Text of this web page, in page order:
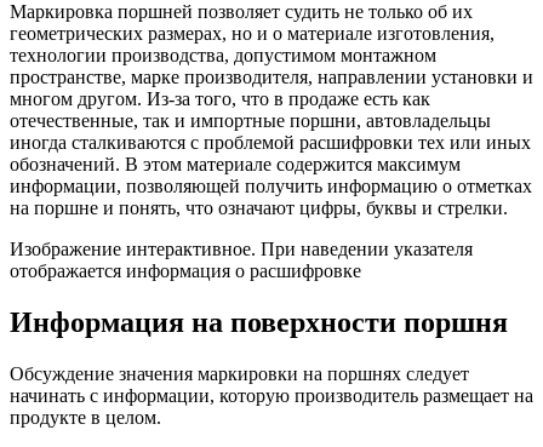
Маркировка поршней позволяет судить не только об их
геометрических размерах, но и о материале изготовления,
технологии производства, допустимом монтажном
пространстве, марке производителя, направлении установки и
многом другом. Из-за того, что в продаже есть как
отечественные, так и импортные поршни, автовладельцы
иногда сталкиваются с проблемой расшифровки тех или иных
обозначений. В этом материале содержится максимум
информации, позволяющей получить информацию о отметках
на поршне и понять, что означают цифры, буквы и стрелки.
Изображение интерактивное. При наведении указателя
отображается информация о расшифровке
Информация на поверхности поршня
Обсуждение значения маркировки на поршнях следует
начинать с информации, которую производитель размещает на
продукте в целом.